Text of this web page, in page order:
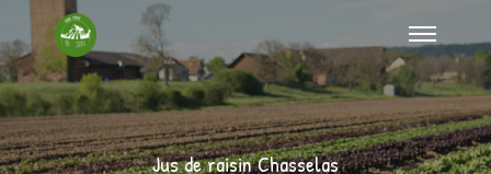
Jus de raisin Chasselas